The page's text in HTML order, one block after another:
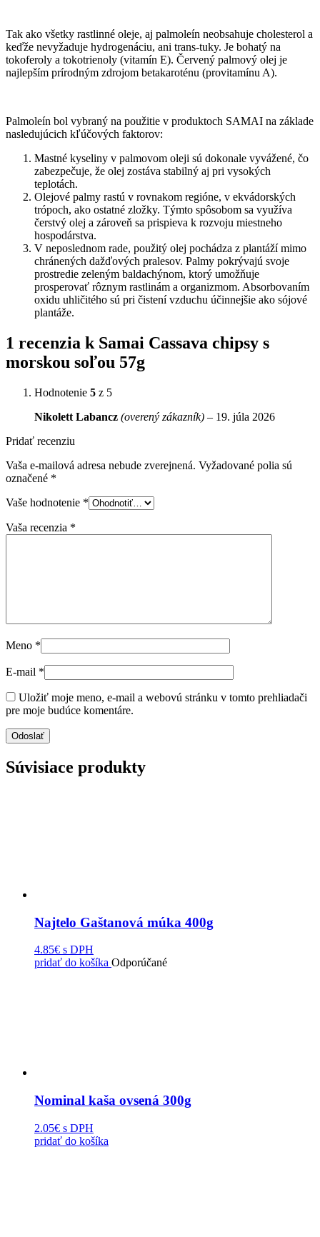
Tak ako všetky rastlinné oleje, aj palmoleín neobsahuje cholesterol a
keďže nevyžaduje hydrogenáciu, ani trans-tuky. Je bohatý na
tokoferoly a tokotrienoly (vitamín E). Červený palmový olej je
najlepším prírodným zdrojom betakaroténu (provitamínu A).
Palmoleín bol vybraný na použitie v produktoch SAMAI na základe
nasledujúcich kľúčových faktorov:
Mastné kyseliny v palmovom oleji sú dokonale vyvážené, čo
zabezpečuje, že olej zostáva stabilný aj pri vysokých
teplotách.
Olejové palmy rastú v rovnakom regióne, v ekvádorských
trópoch, ako ostatné zložky. Týmto spôsobom sa využíva
čerstvý olej a zároveň sa prispieva k rozvoju miestneho
hospodárstva.
V neposlednom rade, použitý olej pochádza z plantáží mimo
chránených dažďových pralesov. Palmy pokrývajú svoje
prostredie zeleným baldachýnom, ktorý umožňuje
prosperovať rôznym rastlinám a organizmom. Absorbovaním
oxidu uhličitého sú pri čistení vzduchu účinnejšie ako sójové
plantáže.
1 recenzia k Samai Cassava chipsy s
morskou soľou 57g
Hodnotenie 5 z 5
Nikolett Labancz (overený zákazník) – 19. júla 2026
Pridať recenziu
Vaša e-mailová adresa nebude zverejnená. Vyžadované polia sú
označené *
Vaše hodnotenie *
Vaša recenzia *
Meno *
E-mail *
Uložiť moje meno, e-mail a webovú stránku v tomto prehliadači
pre moje budúce komentáre.
Súvisiace produkty
Najtelo Gaštanová múka 400g
4.85€ s DPH
pridať do košíka Odporúčané
Nominal kaša ovsená 300g
2.05€ s DPH
pridať do košíka